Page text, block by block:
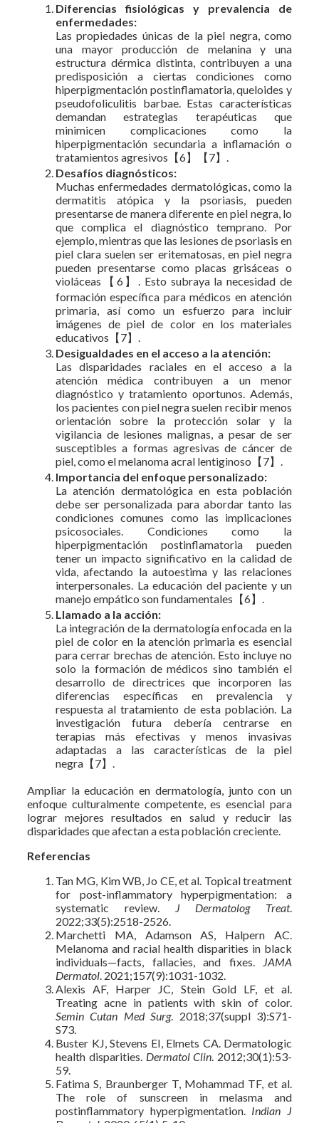
Diferencias fisiológicas y prevalencia de
enfermedades:
Las propiedades únicas de la piel negra, como
una mayor producción de melanina y una
estructura dérmica distinta, contribuyen a una
predisposición a ciertas condiciones como
hiperpigmentación postinflamatoria, queloides y
pseudofoliculitis barbae. Estas características
demandan estrategias terapéuticas que
minimicen complicaciones como la
hiperpigmentación secundaria a inflamación o
tratamientos agresivos【6】【7】.
Desafíos diagnósticos:
Muchas enfermedades dermatológicas, como la
dermatitis atópica y la psoriasis, pueden
presentarse de manera diferente en piel negra, lo
que complica el diagnóstico temprano. Por
ejemplo, mientras que las lesiones de psoriasis en
piel clara suelen ser eritematosas, en piel negra
pueden presentarse como placas grisáceas o
violáceas【6】. Esto subraya la necesidad de
formación específica para médicos en atención
primaria, así como un esfuerzo para incluir
imágenes de piel de color en los materiales
educativos【7】.
Desigualdades en el acceso a la atención:
Las disparidades raciales en el acceso a la
atención médica contribuyen a un menor
diagnóstico y tratamiento oportunos. Además,
los pacientes con piel negra suelen recibir menos
orientación sobre la protección solar y la
vigilancia de lesiones malignas, a pesar de ser
susceptibles a formas agresivas de cáncer de
piel, como el melanoma acral lentiginoso【7】.
Importancia del enfoque personalizado:
La atención dermatológica en esta población
debe ser personalizada para abordar tanto las
condiciones comunes como las implicaciones
psicosociales. Condiciones como la
hiperpigmentación postinflamatoria pueden
tener un impacto significativo en la calidad de
vida, afectando la autoestima y las relaciones
interpersonales. La educación del paciente y un
manejo empático son fundamentales【6】.
Llamado a la acción:
La integración de la dermatología enfocada en la
piel de color en la atención primaria es esencial
para cerrar brechas de atención. Esto incluye no
solo la formación de médicos sino también el
desarrollo de directrices que incorporen las
diferencias específicas en prevalencia y
respuesta al tratamiento de esta población. La
investigación futura debería centrarse en
terapias más efectivas y menos invasivas
adaptadas a las características de la piel
negra【7】.
Ampliar la educación en dermatología, junto con un
enfoque culturalmente competente, es esencial para
lograr mejores resultados en salud y reducir las
disparidades que afectan a esta población creciente.
Referencias
Tan MG, Kim WB, Jo CE, et al. Topical treatment
for post-inflammatory hyperpigmentation: a
systematic review.
J Dermatolog Treat.
2022;33(5):2518-2526.
Marchetti MA, Adamson AS, Halpern AC.
Melanoma and racial health disparities in black
individuals—facts, fallacies, and fixes.
JAMA
Dermatol . 2021;157(9):1031-1032.
Alexis AF, Harper JC, Stein Gold LF, et al.
Treating acne in patients with skin of color.
Semin Cutan Med Surg. 2018;37(suppl 3):S71-
S73.
Buster KJ, Stevens EI, Elmets CA. Dermatologic
health disparities. Dermatol Clin . 2012;30(1):53-
59.
Fatima S, Braunberger T, Mohammad TF, et al.
The role of sunscreen in melasma and
postinflammatory hyperpigmentation. Indian J